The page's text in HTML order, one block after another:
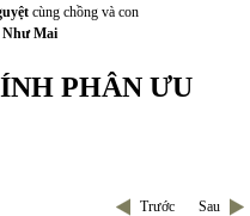
cùng chồng và con
Mai
PHÂN ƯU
Trước Sau